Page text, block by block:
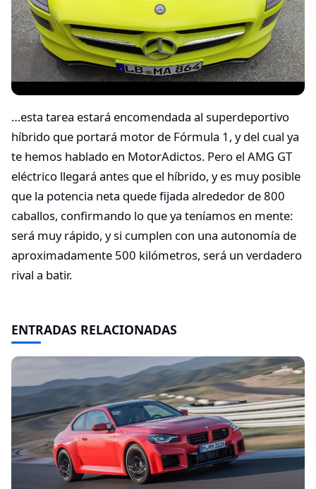
…esta tarea estará encomendada al superdeportivo
híbrido que portará motor de Fórmula 1, y del cual ya
te hemos hablado en MotorAdictos. Pero el AMG GT
eléctrico llegará antes que el híbrido, y es muy posible
que la potencia neta quede fijada alrededor de 800
caballos, confirmando lo que ya teníamos en mente:
será muy rápido, y si cumplen con una autonomía de
aproximadamente 500 kilómetros, será un verdadero
rival a batir.
ENTRADAS RELACIONADAS